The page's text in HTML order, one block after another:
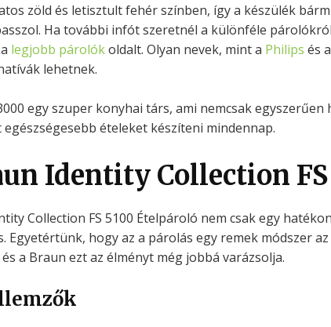
zöld és letisztult fehér színben, így a készülék
Ha további infót szeretnél a különféle
legjobb párolókoldalt. Olyan nevek, mint a Philips és a
lehetnek.
egy szuper konyhai társ, ami nemcsak egyszerűen
egészségesebb ételeket készíteni mindennap.
Identity Collection FS
Collection FS 5100 Ételpároló nem csak egy
Egyetértünk, hogy az a párolás egy remek módszer
a Braun ezt az élményt még jobbá varázsolja.